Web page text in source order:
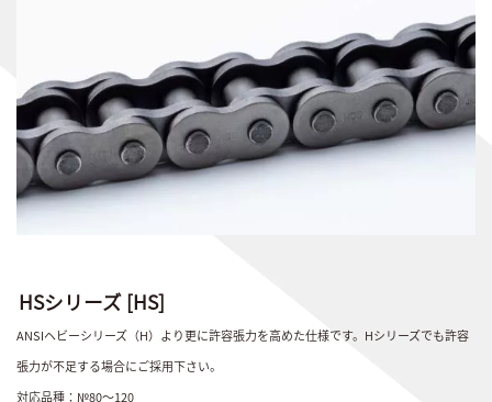
HSシリーズ [HS]
ANSIヘビーシリーズ（H）より更に許容張力を高めた仕様です。Hシリーズでも許容
張力が不足する場合にご採用下さい。
対応品種：№80～120